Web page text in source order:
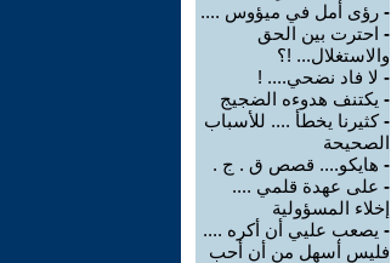
- رؤى أمل في ميؤوس ....
- احترت بين الحق
والاستغلال... !؟
- لا فاد نضحي.... !
- يكتنف هدوءه الضجيج
-كثيرنا يخطأ .... للأسباب
الصحيحة
- هايكو.... قصص ق . ج .
- على عهدة قلمي ....
إخلاء المسؤولية
- يصعب عليي أن أكره ....
فليس أسهل من أن أحب